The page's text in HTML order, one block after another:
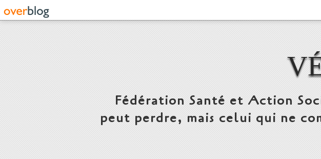
Fédération Santé et Action
peut perdre, mais celui qui ne